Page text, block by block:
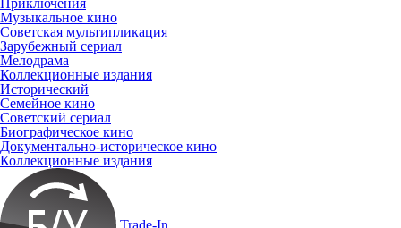
Музыкальное кино
Советская мультипликация
Зарубежный сериал
Мелодрама
Коллекционные издания
Исторический
Семейное кино
Советский сериал
Биографическое кино
Документально-историческое кино
Коллекционные издания
Trade-In